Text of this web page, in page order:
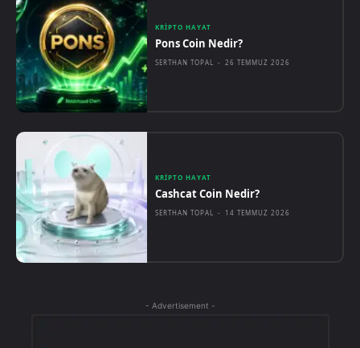
KRIPTO HAYAT
Pons Coin Nedir?
SERTHAN TOPAL - 26 TEMMUZ 2026
KRIPTO HAYAT
Cashcat Coin Nedir?
SERTHAN TOPAL - 14 TEMMUZ 2026
- Advertisement -